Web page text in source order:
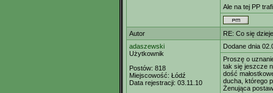
Ale na tej PP
Autor
RE: Co się
adaszewski
Użytkownik
Postów: 818
Miejscowość: Łódź
Data rejestracji: 03.11.10
Dodane dnia
Proszę o
tak się jeszcze
dość
ducha, którego
Żenująca